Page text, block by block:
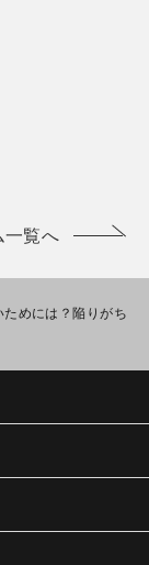
一覧へ
めには？陥りがち